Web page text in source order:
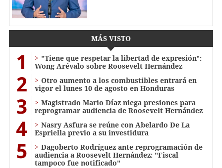
MÁS VISTO
1
"Tiene que respetar la libertad de expresión":
Wong Arévalo sobre Roosevelt Hernández
2
Otro aumento a los combustibles entrará en
vigor el lunes 10 de agosto en Honduras
3
Magistrado Mario Díaz niega presiones para
reprogramar audiencia de Roosevelt Hernández
4
Nasry Asfura se reúne con Abelardo De La
Espriella previo a su investidura
5
Dagoberto Rodríguez ante reprogramación de
audiencia a Roosevelt Hernández: "Fiscal
tampoco fue notificado"